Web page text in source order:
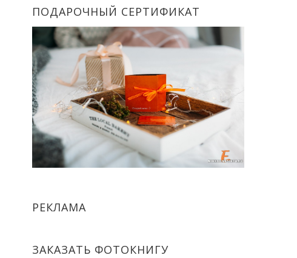
ПОДАРОЧНЫЙ СЕРТИФИКАТ
РЕКЛАМА
ЗАКАЗАТЬ ФОТОКНИГУ